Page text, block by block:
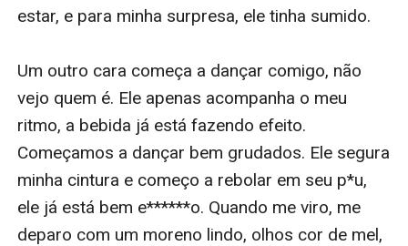
estar, e para minha surpresa, ele tinha sumido.
Um outro cara começa a dançar comigo, não
vejo quem é. Ele apenas acompanha o meu
ritmo, a bebida já está fazendo efeito.
Começamos a dançar bem grudados. Ele segura
minha cintura e começo a rebolar em seu p*u,
ele já está bem e******o. Quando me viro, me
deparo com um moreno lindo, olhos cor de mel,